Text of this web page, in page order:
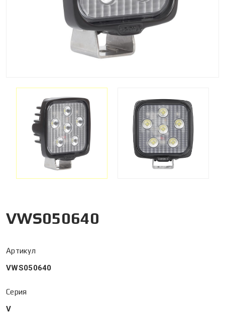
VWS050640
Артикул
VWS050640
Серия
V